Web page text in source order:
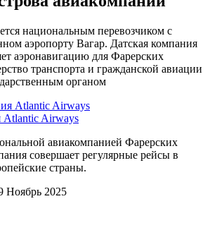
национальным перевозчиком с
аэропорту Вагар. Датская компания
аэронавигацию для Фарерских
транспорта и гражданской авиации
органом
Atlantic Airways
авиакомпанией Фарерских
совершает регулярные рейсы в
страны.
Ноябрь 2025